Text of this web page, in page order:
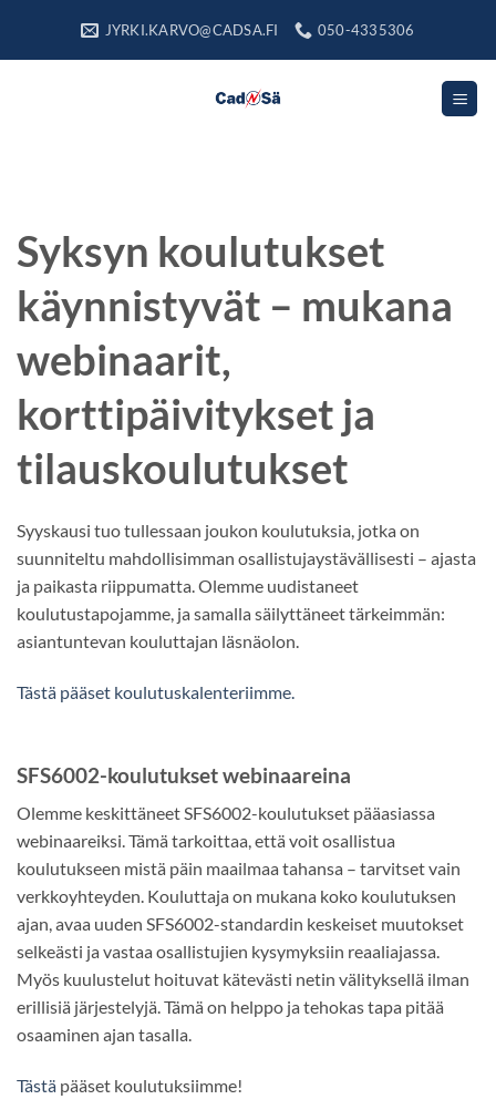
JYRKI.KARVO@CADSA.FI 050-4335306
Syksyn koulutukset
käynnistyvät – mukana
webinaarit,
korttipäivitykset ja
tilauskoulutukset
Syyskausi tuo tullessaan joukon koulutuksia, jotka on
suunniteltu mahdollisimman osallistujaystävällisesti – ajasta
ja paikasta riippumatta. Olemme uudistaneet
koulutustapojamme, ja samalla säilyttäneet tärkeimmän:
asiantuntevan kouluttajan läsnäolon.
Tästä pääset koulutuskalenteriimme.
SFS6002-koulutukset webinaareina
Olemme keskittäneet SFS6002-koulutukset pääasiassa
webinaareiksi. Tämä tarkoittaa, että voit osallistua
koulutukseen mistä päin maailmaa tahansa – tarvitset vain
verkkoyhteyden. Kouluttaja on mukana koko koulutuksen
ajan, avaa uuden SFS6002-standardin keskeiset muutokset
selkeästi ja vastaa osallistujien kysymyksiin reaaliajassa.
Myös kuulustelut hoituvat kätevästi netin välityksellä ilman
erillisiä järjestelyjä. Tämä on helppo ja tehokas tapa pitää
osaaminen ajan tasalla.
Tästä pääset koulutuksiimme!